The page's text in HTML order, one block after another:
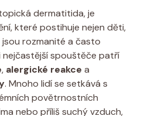
dermatitida, je
⁢které postihuje nejen děti,​
rozmanité a často
nejčastější spouštěče patří
, alergické reakce a⁢
. Mnoho lidí se setkává s
povětrnostních
nebo příliš suchý vzduch,